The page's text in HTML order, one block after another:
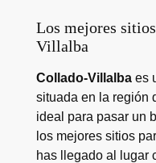
Los mejores
Villalba
Collado-Villalbaes
situada en la región
ideal para pasar un
los mejores sitios
has llegado al lugar